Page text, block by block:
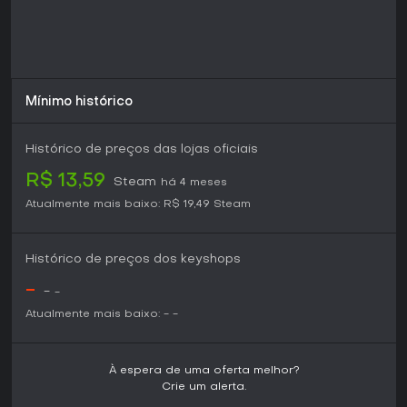
Mínimo histórico
Histórico de preços das lojas oficiais
R$ 13,59 Steam
há 4 meses
Atualmente mais baixo: R$ 19,49 Steam
Histórico de preços dos keyshops
- - -
Atualmente mais baixo: - -
À espera de uma oferta melhor?
Crie um alerta.